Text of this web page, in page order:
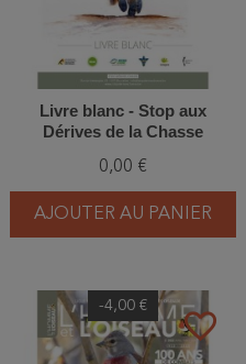
Livre blanc - Stop aux
Dérives de la Chasse
0,00 €
AJOUTER AU PANIER
favorite_border
-4,00 €